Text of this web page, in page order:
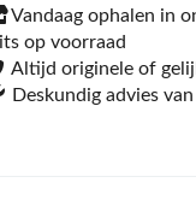
Vandaag ophalen in
op voorraad
Altijd originele of
Deskundig advies